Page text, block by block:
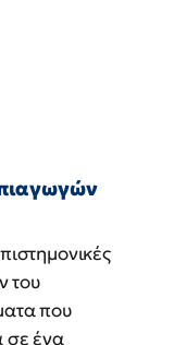
του
που
σε ένα